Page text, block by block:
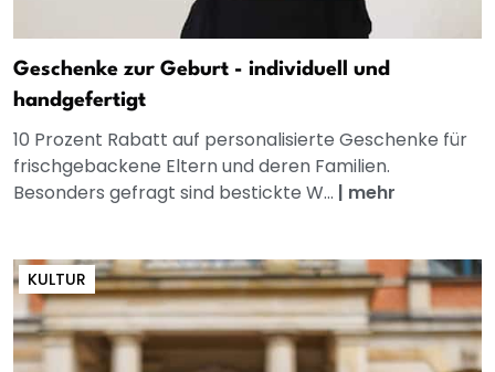
Geschenke zur Geburt - individuell und
handgefertigt
10 Prozent Rabatt auf personalisierte Geschenke für
frischgebackene Eltern und deren Familien.
Besonders gefragt sind bestickte W... | mehr
KULTUR